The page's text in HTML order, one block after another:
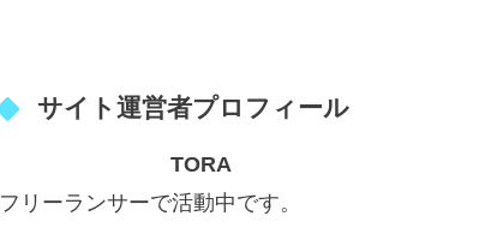
サイト運営者プロフィール
TORA
フリーランサーで活動中です。